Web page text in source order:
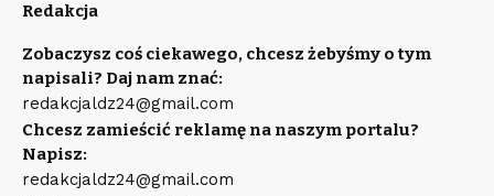
Redakcja
Zobaczysz coś ciekawego, chcesz żebyśmy o tym
napisali? Daj nam znać:
redakcjaldz24@gmail.com
Chcesz zamieścić reklamę na naszym portalu?
Napisz:
redakcjaldz24@gmail.com